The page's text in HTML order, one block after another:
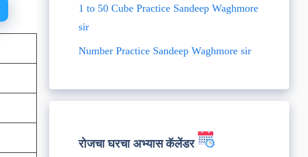
1 to 50 Cube Practice Sandeep Waghmore
sir
Number Practice Sandeep Waghmore sir
रोजचा घरचा अभ्यास कॅलेंडर